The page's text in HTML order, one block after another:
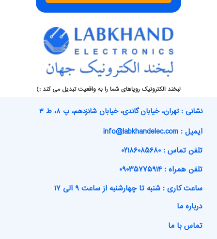
لبخند الکترونیک رویاهای شما را به واقعیت تبدیل می کند :)
نشانی : تهران، خیابان گاندی، خیابان شانزدهم، پ ۸، ط ۳
ایمیل : info@labkhandelec.com
تلفن تماس : ۰۲۱۸۶۰۸۵۶۸۰
تلفن همراه : ۰۹۰۳۵۷۷۵۹۱۴
ساعت کاری : شنبه تا چهارشنبه از ساعت ۹ الی ۱۷
درباره ما
تماس با ما